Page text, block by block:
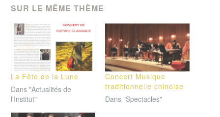
SUR LE MÊME THÈME
La Fête de la Lune
Dans "Actualités de
l'Institut"
Concert Musique
traditionnelle chinoise
Dans "Spectacles"